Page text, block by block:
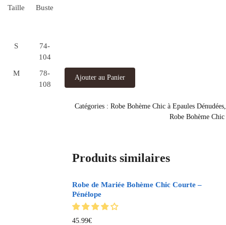
Taille Buste
S
74-
104
M
78-
108
Ajouter au Panier
Catégories : Robe Bohème Chic à Epaules Dénudées
Robe Bohème
Produits similaires
Robe de Mariée Bohème Chic Courte –
Pénélope
45.99€